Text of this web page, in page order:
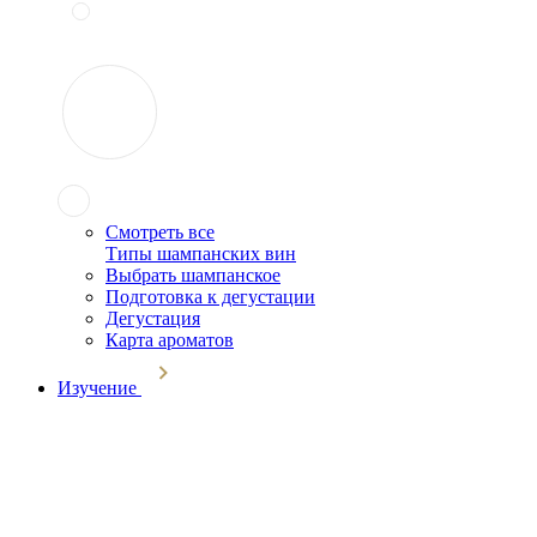
Смотреть все
Типы шампанских вин
Выбрать шампанское
Подготовка к дегустации
Дегустация
Карта ароматов
Изучение